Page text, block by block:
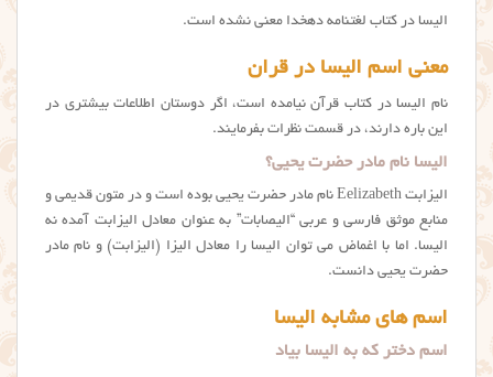
الیسا در کتاب لغتنامه دهخدا معنی نشده است.
معنی اسم الیسا در قران
نام اليسا در کتاب قرآن نیامده است، اگر دوستان اطلاعات بیشتری در
این باره دارند، در قسمت نظرات بفرمایند.
الیسا نام مادر حضرت یحیی؟
الیزابت Eelizabeth نام مادر حضرت یحیی بوده است و در متون قدیمی و
منابع موثق فارسی و عربی “الیصابات” به عنوان معادل الیزابت آمده نه
الیسا. اما با اغماض می توان الیسا را معادل الیزا (الیزابت) و نام مادر
حضرت یحیی دانست.
اسم های مشابه الیسا
اسم دختر که به الیسا بیاد